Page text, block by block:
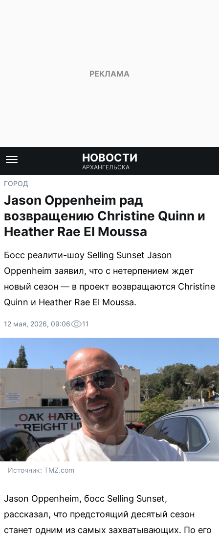
НОВОСТИ
АРХАНГЕЛЬСКА
ГОРОД
Jason Oppenheim рад
возвращению Christine Quinn и
Heather Rae El Moussa
Босс реалити-шоу Selling Sunset Jason
Oppenheim заявил, что с нетерпением ждет
новый сезон — в проект возвращаются Christine
Quinn и Heather Rae El Moussa.
12 мая, 2026, 09:06 11
Источник: TMZ.com
Jason Oppenheim, босс Selling Sunset,
рассказал, что предстоящий десятый сезон
станет одним из самых захватывающих. По его